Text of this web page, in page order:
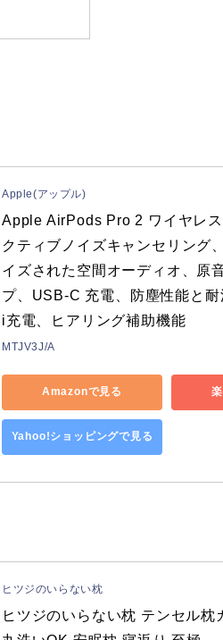
Apple(アップル)
Apple AirPods Pro 2 ワイヤレ
クティブノイズキャンセリング
イズされた空間オーディオ、原
プ、USB-C 充電、防塵性能と
i充電、ヒアリング補助機能
MTJV3J/A
Amazonで見る
Yahoo!ショッピングで見る
ヒツジのいらない枕
ヒツジのいらない枕 テンセル